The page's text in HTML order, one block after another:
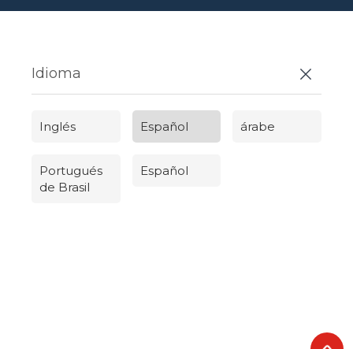
Idioma
Inglés Español árabe
Portugués
de Brasil
Español